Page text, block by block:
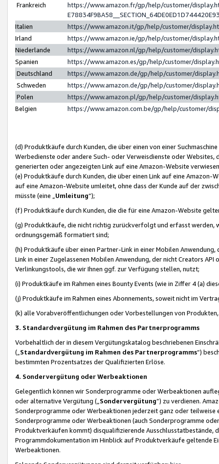
Frankreich
https://www.amazon.fr/gp/help/customer/
Italien
https://www.amazon.it/gp/help/customer/
Irland
https://www.amazon.ie/gp/help/customer/
Niederlande
https://www.amazon.nl/gp/help/customer/
Spanien
https://www.amazon.es/gp/help/customer/
Deutschland
https://www.amazon.de/gp/help/customer/
Schweden
https://www.amazon.de/gp/help/customer/
Polen
https://www.amazon.pl/gp/help/customer/
Belgien
https://www.amazon.com.be/gp/help/customer/
(d) Produktkäufe durch Kunden, die über einen von einer
Werbedienste oder andere Such- oder Verweisdienste oder Websites,
generierten oder angezeigten Link auf eine Amazon-Website
(e) Produktkäufe durch Kunden, die über einen Link auf eine
auf eine Amazon-Website umleitet, ohne dass der Kunde auf der
müsste (eine „ Umleitung“);
(f) Produktkäufe durch Kunden, die die für eine Amazon-Website
(g) Produktkäufe, die nicht richtig zurückverfolgt und erfasst werden,
ordnungsgemäß formatiert sind;
(h) Produktkäufe über einen Partner-Link in einer Mobilen
Link in einer Zugelassenen Mobilen Anwendung, der nicht Creators
Verlinkungstools, die wir Ihnen ggf. zur Verfügung stellen, nutzt;
(i) Produktkäufe im Rahmen eines Bounty Events (wie in Ziffer 4 (a)
(j) Produktkäufe im Rahmen eines Abonnements, soweit nicht im
(k) alle Vorabveröffentlichungen oder Vorbestellungen von
3. Standardvergütung im Rahmen des Partnerprogramms
Vorbehaltlich der in diesem Vergütungskatalog beschriebenen
(„ Standardvergütung im Rahmen des Partnerprogramms“)
bestimmten Prozentsatzes der Qualifizierten Erlöse.
4. Sondervergütung oder Werbeaktionen
Gelegentlich können wir Sonderprogramme oder Werbeaktionen
oder alternative Vergütung („ Sondervergütung”) zu verdienen.
Sonderprogramme oder Werbeaktionen jederzeit ganz oder
Sonderprogramme oder Werbeaktionen (auch Sonderprogramme
Produktverkäufen kommt) disqualifizierende Ausschlusstatbestände,
Programmdokumentation im Hinblick auf Produktverkäufe geltende
Werbeaktionen.